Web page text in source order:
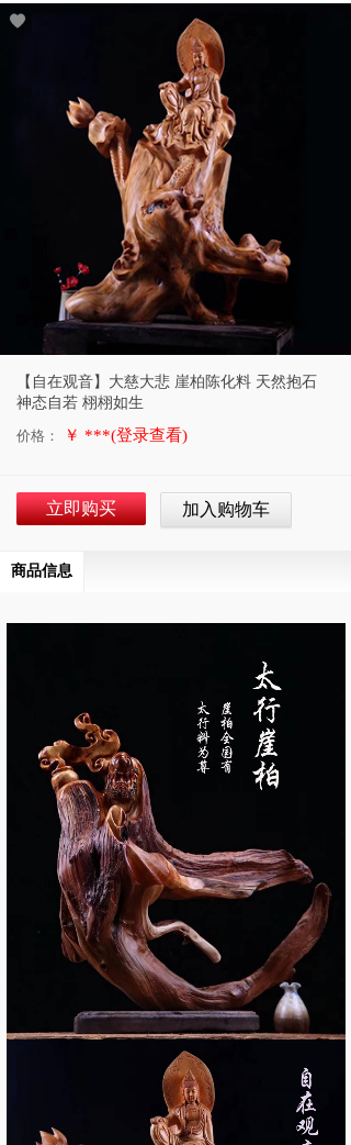
【自在观音】大慈大悲 崖柏陈化料 天然抱石
神态自若 栩栩如生
价格：
￥ ***(登录查看)
立即购买 加入购物车
商品信息